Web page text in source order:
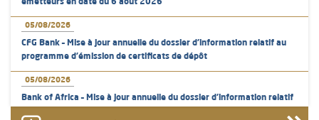
émetteurs en date du 6 août 2026
05/08/2026
CFG Bank – Mise à jour annuelle du dossier d’information relatif au
programme d'émission de certificats de dépôt
05/08/2026
Bank of Africa – Mise à jour annuelle du dossier d’information relatif